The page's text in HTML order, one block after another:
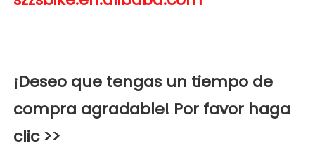
¡Deseo que tengas un tiempo de
compra agradable! Por favor haga
clic >>